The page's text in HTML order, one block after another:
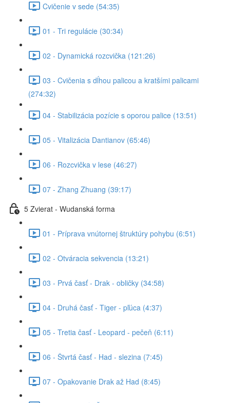
Cvičenie v sede (54:35)
01 - Tri regulácie (30:34)
02 - Dynamická rozcvička (121:26)
03 - Cvičenia s dĺhou palicou a kratšími palicami
(274:32)
04 - Stabilizácia pozície s oporou palice (13:51)
05 - Vitalizácia Dantianov (65:46)
06 - Rozcvička v lese (46:27)
07 - Zhang Zhuang (39:17)
5 Zvierat - Wudanská forma
01 - Príprava vnútornej štruktúry pohybu (6:51)
02 - Otváracia sekvencia (13:21)
03 - Prvá časť - Drak - obličky (34:58)
04 - Druhá časť - Tiger - pľúca (4:37)
05 - Tretia časť - Leopard - pečeň (6:11)
06 - Štvrtá časť - Had - slezina (7:45)
07 - Opakovanie Drak až Had (8:45)